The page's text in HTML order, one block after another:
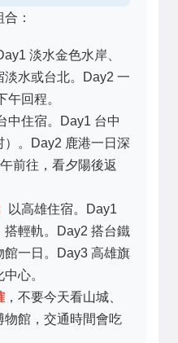
：
淡水金色水岸、
水或台北。Day2 一
回程。
中住宿。Day1 台中
。Day2 鹿港一日深
前往，看夕陽後返
以高雄住宿。Day1
輕軌。Day2 搭台鐵
一日。Day3 高雄旗
心。
，不要今天看山城、
物館，交通時間會吃